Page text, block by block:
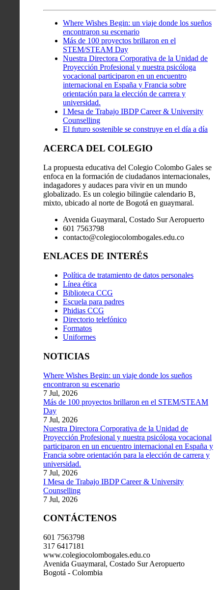
Where Wishes Begin: un viaje donde los sueños
encontraron su escenario
Más de 100 proyectos brillaron en el
STEM/STEAM Day
Nuestra Directora Corporativa de la Unidad de
Proyección Profesional y nuestra psicóloga
vocacional participaron en un encuentro
internacional en España y Francia sobre
orientación para la elección de carrera y
universidad.
I Mesa de Trabajo IBDP Career & University
Counselling
El futuro sostenible se construye en el día a día
ACERCA DEL COLEGIO
La propuesta educativa del Colegio Colombo Gales se
enfoca en la formación de ciudadanos internacionales,
indagadores y audaces para vivir en un mundo
globalizado. Es un colegio bilingüe calendario B,
mixto, ubicado al norte de Bogotá en guaymaral.
Avenida Guaymaral, Costado Sur Aeropuerto
601 7563798
contacto@colegiocolombogales.edu.co
ENLACES DE INTERÉS
Política de tratamiento de datos personales
Línea ética
Biblioteca CCG
Escuela para padres
Phidias CCG
Directorio telefónico
Formatos
Uniformes
NOTICIAS
Where Wishes Begin: un viaje donde los sueños
encontraron su escenario
7 Jul, 2026
Más de 100 proyectos brillaron en el STEM/STEAM
Day
7 Jul, 2026
Nuestra Directora Corporativa de la Unidad de
Proyección Profesional y nuestra psicóloga vocacional
participaron en un encuentro internacional en España y
Francia sobre orientación para la elección de carrera y
universidad.
7 Jul, 2026
I Mesa de Trabajo IBDP Career & University
Counselling
7 Jul, 2026
CONTÁCTENOS
601 7563798
317 6417181
www.colegiocolombogales.edu.co
Avenida Guaymaral, Costado Sur Aeropuerto
Bogotá - Colombia